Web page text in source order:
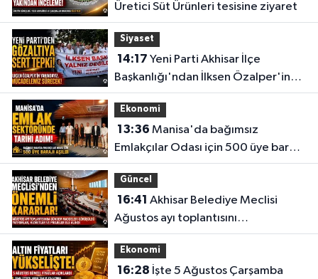
Üretici Süt Ürünleri tesisine ziyaret
Siyaset
14:17
Başkanlığı'ndan İlksen Özalper'in
gözaltına alınmasına tepki
Ekonomi
13:36
Emlakçılar Odası için 500 üye barajı
aşıldı
Güncel
16:41
Ağustos ayı toplantısını
gerçekleştirdi
Ekonomi
16:28